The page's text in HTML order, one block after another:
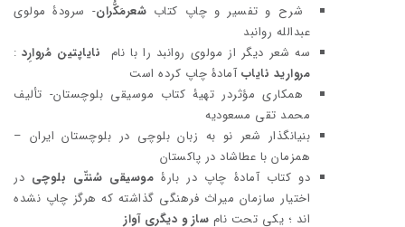
شرح و تفسیر و چاپ کتاب شعرمَکُّران- سرودۀ مولوی
عبدالله روانبد
سه شعر دیگر از مولوی روانبد را با نام نایاپتین مُروارِد:
مروارید نایاب آمادۀ چاپ کرده است
همکاری مؤثردر تهیۀ کتاب موسیقی بلوچستان- تألیف
محمد تقی مسعودیه
بنیانگذار شعر نو به زبان بلوچی در بلوچستان ایران –
همزمان با عطاشاد در پاکستان
دو کتاب آمادۀ چاپ در بارۀ موسیقی سُنتّی بلوچی در
اختیار سازمان میراث فرهنگی گذاشته که هرگز چاپ نشده
اند ؛ یکی تحت نام ساز و دیگری آواز